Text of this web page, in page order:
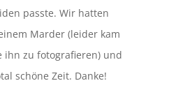
passte. Wir hatten
Marder (leider kam
ihn zu fotografieren) und
schöne Zeit. Danke!